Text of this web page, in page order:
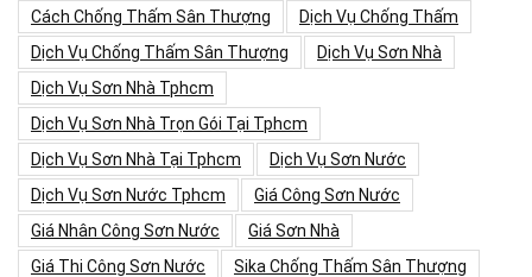
Cách Chống Thấm Sân Thượng
Dịch Vụ Chống Thấm
Dịch Vụ Chống Thấm Sân Thượng
Dịch Vụ Sơn Nhà
Dịch Vụ Sơn Nhà Tphcm
Dịch Vụ Sơn Nhà Trọn Gói Tại Tphcm
Dịch Vụ Sơn Nhà Tại Tphcm
Dịch Vụ Sơn Nước
Dịch Vụ Sơn Nước Tphcm
Giá Công Sơn Nước
Giá Nhân Công Sơn Nước
Giá Sơn Nhà
Giá Thi Công Sơn Nước
Sika Chống Thấm Sân Thượng